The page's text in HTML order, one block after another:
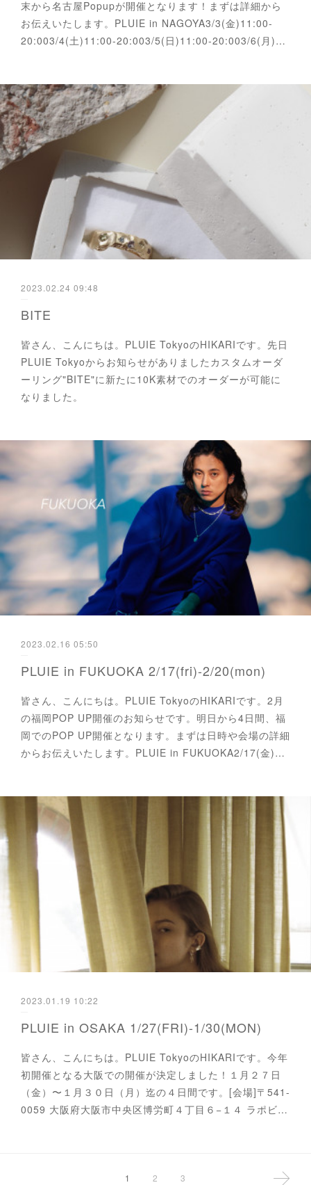
末から名古屋Popupが開催となります！まずは詳細から
お伝えいたします。PLUIE in NAGOYA3/3(金)11:00-
20:003/4(土)11:00-20:003/5(日)11:00-20:003/6(月)…
2023.02.24 09:48
BITE
皆さん、こんにちは。PLUIE TokyoのHIKARIです。先日
PLUIE Tokyoからお知らせがありましたカスタムオーダ
ーリング"BITE"に新たに10K素材でのオーダーが可能に
なりました。
2023.02.16 05:50
PLUIE in FUKUOKA 2/17(fri)-2/20(mon)
皆さん、こんにちは。PLUIE TokyoのHIKARIです。2月
の福岡POP UP開催のお知らせです。明日から4日間、福
岡でのPOP UP開催となります。まずは日時や会場の詳細
からお伝えいたします。PLUIE in FUKUOKA2/17(金)…
2023.01.19 10:22
PLUIE in OSAKA 1/27(FRI)-1/30(MON)
皆さん、こんにちは。PLUIE TokyoのHIKARIです。今年
初開催となる大阪での開催が決定しました！１月２７日
（金）〜１月３０日（月）迄の４日間です。[会場]〒541-
0059 大阪府大阪市中央区博労町４丁目６−１４ ラポビ…
1 2 3